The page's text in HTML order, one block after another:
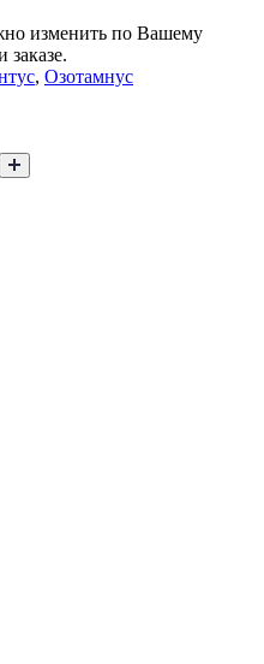
изменить по Вашему
, Озотамнус